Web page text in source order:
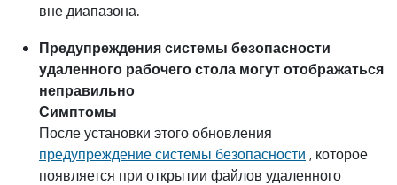
вне диапазона.
Предупреждения системы безопасности
удаленного рабочего стола могут отображаться
неправильно
Симптомы
После установки этого обновления
предупреждение системы безопасности , которое
появляется при открытии файлов удаленного